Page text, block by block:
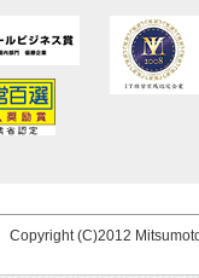
Copyright (C)2012